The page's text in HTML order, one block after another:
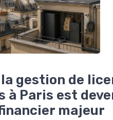
gestion de
à Paris est
majeur